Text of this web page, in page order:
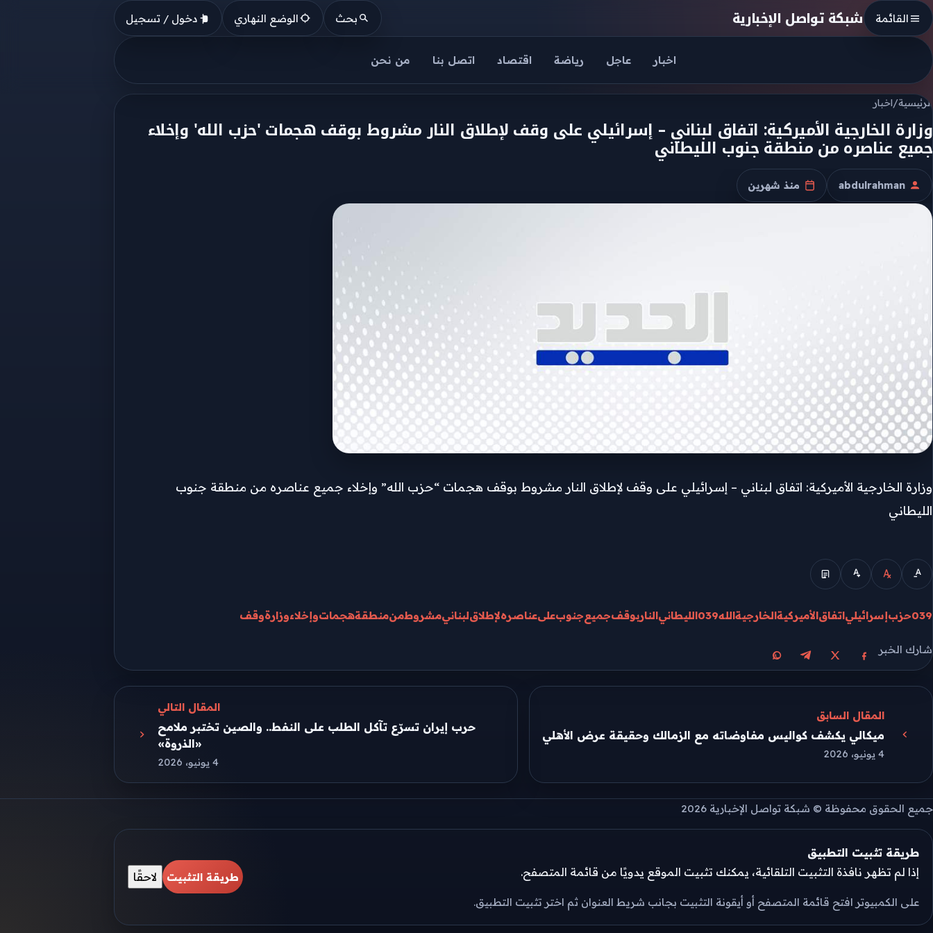
Skip to contentشبكة تواصل الإخبارية القائمة بحث الوضع النهاري دخول / تسجيل
اخبار عاجل رياضة اقتصاد اتصل بنا من نحن
الرئيسية/اخبار
وزارة الخارجية الأميركية: اتفاق لبناني – إسرائيلي على وقف لإطلاق النار مشروط بوقف هجمات 'حزب الله' وإخلاء
جميع عناصره من منطقة جنوب الليطاني
الكاتب
abdulrahman
تاريخ النشر
منذ شهرين
وزارة الخارجية الأميركية: اتفاق لبناني – إسرائيلي على وقف لإطلاق النار مشروط بوقف هجمات “حزب الله” وإخلاء جميع عناصره من منطقة جنوب
الليطاني
الوضع المبسط
039حزب إسرائيلياتفاقالأميركيةالخارجيةالله039 الليطانيالناربوقفجميعجنوبعلىعناصرهلإطلاقلبنانيمشروطمنمنطقةهجماتوإخلاءوزارةوقف
شارك الخبر
مشاركة على فيسبوك
مشاركة على Xمشاركة على تيليجرام
مشاركة على واتساب
المقال السابق
ميكالي يكشف كواليس مفاوضاته مع الزمالك وحقيقة عرض الأهلي
4 يونيو، 2026
المقال التالي
حرب إيران تسرّع تآكل الطلب على النفط.. والصين تختبر ملامح
«الذروة»
4 يونيو، 2026
جميع الحقوق محفوظة © شبكة تواصل الإخبارية 2026
طريقة تثبيت التطبيق
إذا لم تظهر نافذة التثبيت التلقائية، يمكنك تثبيت الموقع يدويًا من قائمة المتصفح.
على الكمبيوتر افتح قائمة المتصفح أو أيقونة التثبيت بجانب شريط العنوان ثم اختر تثبيت التطبيق.
طريقة التثبيت لاحقًا